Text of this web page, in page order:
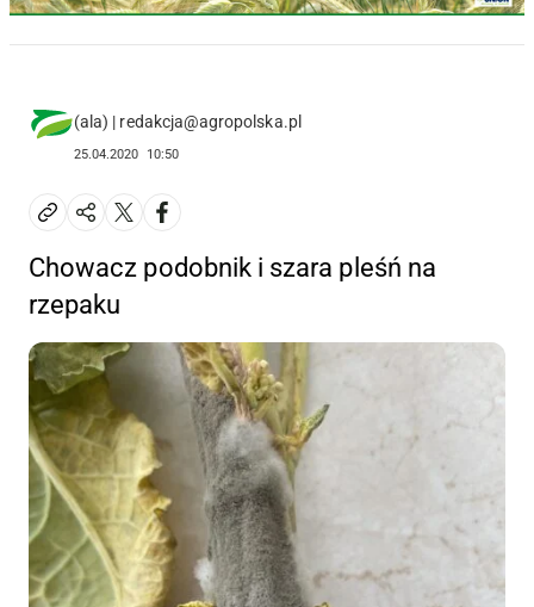
(ala) | redakcja@agropolska.pl
25.04.2020 10:50
Chowacz podobnik i szara pleśń na
rzepaku